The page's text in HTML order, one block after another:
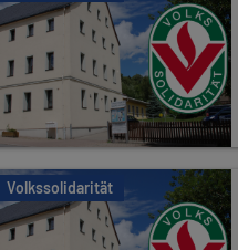
Volkssolidarität